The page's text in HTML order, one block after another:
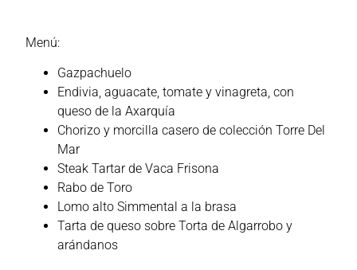
Menú:
Gazpachuelo
Endivia, aguacate, tomate y vinagreta, con
queso de la Axarquía
Chorizo y morcilla casero de colección Torre Del
Mar
Steak Tartar de Vaca Frisona
Rabo de Toro
Lomo alto Simmental a la brasa
Tarta de queso sobre Torta de Algarrobo y
arándanos